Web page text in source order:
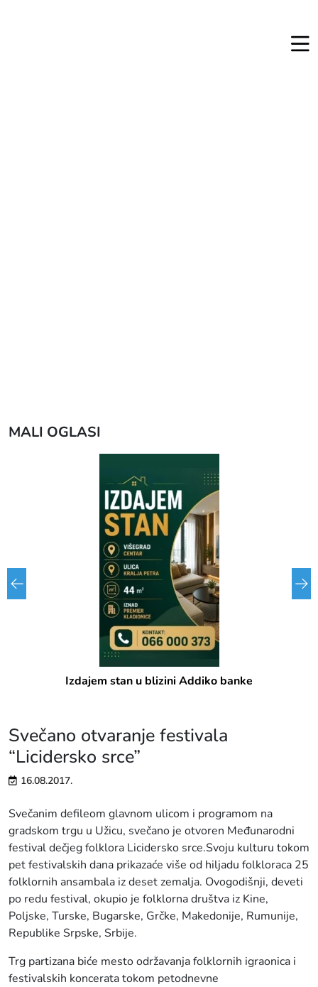
MALI OGLASI
Izdajem stan u blizini Addiko banke
Svečano otvaranje festivala
“Licidersko srce”
16.08.2017.
Svečanim defileom glavnom ulicom i programom na
gradskom trgu u Užicu, svečano je otvoren Međunarodni
festival dečjeg folklora Licidersko srce.Svoju kulturu tokom
pet festivalskih dana prikazaće više od hiljadu folkloraca 25
folklornih ansambala iz deset zemalja. Ovogodišnji, deveti
po redu festival, okupio je folklorna društva iz Kine,
Poljske, Turske, Bugarske, Grčke, Makedonije, Rumunije,
Republike Srpske, Srbije.
Trg partizana biće mesto održavanja folklornih igraonica i
festivalskih koncerata tokom petodnevne